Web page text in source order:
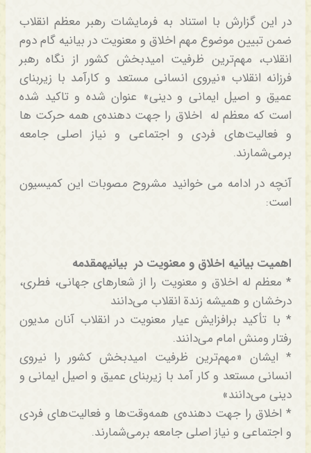
در این گزارش با استناد به فرمایشات رهبر معظم انقلاب
ضمن تبیین موضوع مهم اخلاق و معنویت در بیانیه گام دوم
انقلاب، مهم‌ترین ظرفیت امیدبخش کشور از نگاه رهبر
فرزانه انقلاب «نیروی انسانی مستعد و کارآمد با زیربنای
عمیق و اصیل ایمانی و دینی» عنوان شده و تاکید شده
است که معظم له اخلاق را جهت دهنده‌ی همه‌ حرکت ها
و فعالیت‌های فردی و اجتماعی و نیاز اصلی جامعه
برمی‌شمارند.
آنچه در ادامه می خوانید مشروح مصوبات این کمیسیون
است:
اهمیت بیانیه اخلاق و معنویت در بیانیهمقدمه
* معظم له اخلاق و معنویت را از شعارهای جهانی، فطری،
درخشان و همیشه زندة انقلاب می‌دانند
* با تأکید برافزایش عیار معنویت در انقلاب آنان مدیون
رفتار ومنش امام می‌دانند.
* ایشان «مهم‌ترین ظرفیت امیدبخش کشور را نیروی
انسانی مستعد و کار آمد با زیربنای عمیق و اصیل ایمانی و
دینی می‌دانند»
* اخلاق را جهت دهنده‌ی همه‌وقت‌ها و فعالیت‌های فردی
و اجتماعی و نیاز اصلی جامعه برمی‌شمارند.